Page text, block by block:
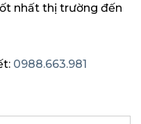
nhất thị trường đến
0988.663.981